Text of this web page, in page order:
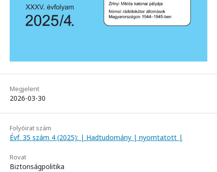
Megjelent
2026-03-30
Folyóirat szám
Évf. 35 szám 4 (2025): | Hadtudomány | nyomtatott |
Rovat
Biztonságpolitika